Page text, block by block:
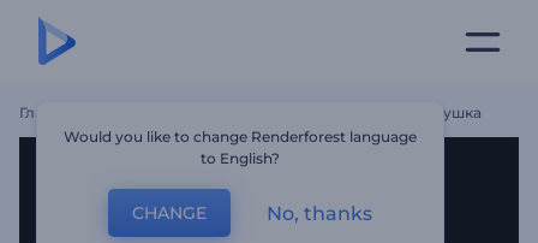
Главная Волшебная Рождественская Деревушка
Would you like to change Renderforest language
to English?
CHANGE No, thanks